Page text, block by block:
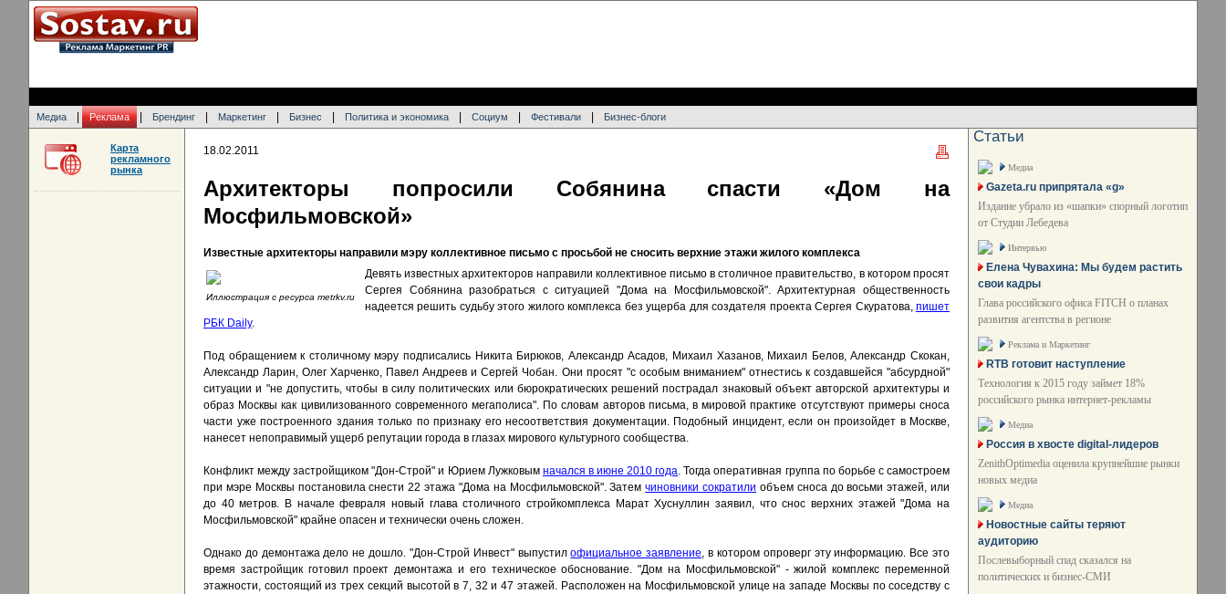
Медиа Реклама Брендинг Маркетинг Бизнес Политика и экономика Социум Фестивали Бизнес-блоги
18.02.2011
Архитекторы попросили Собянина спасти «Дом на
Мосфильмовской»
Известные архитекторы направили мэру коллективное письмо с просьбой не сносить верхние этажи жилого комплекса
Иллюстрация с ресурса metrkv.ru
Девять известных архитекторов направили коллективное письмо в столичное правительство, в котором просят
Сергея Собянина разобраться с ситуацией "Дома на Мосфильмовской". Архитектурная общественность
надеется решить судьбу этого жилого комплекса без ущерба для создателя проекта Сергея Скуратова, пишет
РБК Daily.
Под обращением к столичному мэру подписались Никита Бирюков, Александр Асадов, Михаил Хазанов, Михаил Белов, Александр Скокан,
Александр Ларин, Олег Харченко, Павел Андреев и Сергей Чобан. Они просят "с особым вниманием" отнестись к создавшейся "абсурдной"
ситуации и "не допустить, чтобы в силу политических или бюрократических решений пострадал знаковый объект авторской архитектуры и
образ Москвы как цивилизованного современного мегаполиса". По словам авторов письма, в мировой практике отсутствуют примеры сноса
части уже построенного здания только по признаку его несоответствия документации. Подобный инцидент, если он произойдет в Москве,
нанесет непоправимый ущерб репутации города в глазах мирового культурного сообщества.
Конфликт между застройщиком "Дон-Строй" и Юрием Лужковым начался в июне 2010 года. Тогда оперативная группа по борьбе с самостроем
при мэре Москвы постановила снести 22 этажа "Дома на Мосфильмовской". Затемчиновники сократили объем сноса до восьми этажей, или
до 40 метров. В начале февраля новый глава столичного стройкомплекса Марат Хуснуллин заявил, что снос верхних этажей "Дома на
Мосфильмовской" крайне опасен и технически очень сложен.
Однако до демонтажа дело не дошло. "Дон-Строй Инвест" выпустилофициальное заявление, в котором опроверг эту информацию. Все это
время застройщик готовил проект демонтажа и его техническое обоснование. "Дом на Мосфильмовской" - жилой комплекс переменной
этажности, состоящий из трех секций высотой в 7, 32 и 47 этажей. Расположен на Мосфильмовской улице на западе Москвы по соседству с
Карта
рекламного
рынка
Статьи
Медиа
Gazeta.ru припрятала «g»
Издание убрало из «шапки» спорный логотип
от Студии Лебедева
Интервью
Елена Чувахина: Мы будем растить
свои кадры
Глава российского офиса FITCH о планах
развития агентства в регионе
Реклама и Маркетинг
RTB готовит наступление
Технология к 2015 году займет 18%
российского рынка интернет-рекламы
Медиа
Россия в хвосте digital-лидеров
ZenithOptimedia оценила крупнейшие рынки
новых медиа
Медиа
Новостные сайты теряют
аудиторию
Послевыборный спад сказался на
политических и бизнес-СМИ